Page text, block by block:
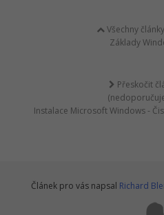
Všechny
Základy
Přeskočit
Instalace Microsoft Windows -
Článek pro vás napsal Richard